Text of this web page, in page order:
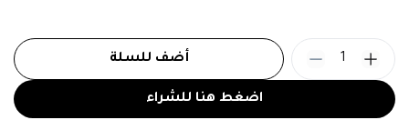
اضغط هنا للشراء
أضف للسلة 1